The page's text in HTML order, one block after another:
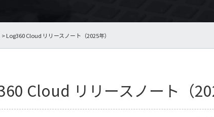
> Log360 Cloud リリースノート（2025年）
Cloud リリースノート（